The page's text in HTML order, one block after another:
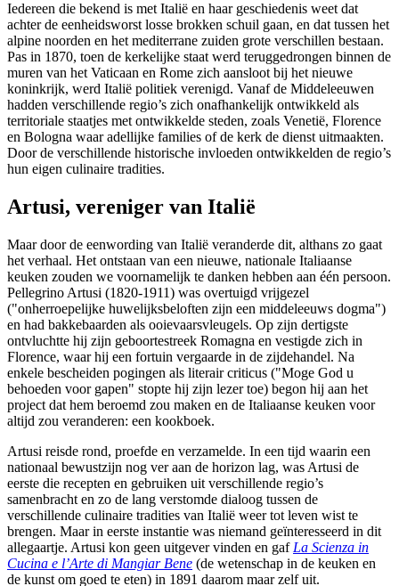
Iedereen die bekend is met Italië en haar geschiedenis weet dat
achter de eenheidsworst losse brokken schuil gaan, en dat tussen het
alpine noorden en het mediterrane zuiden grote verschillen bestaan.
Pas in 1870, toen de kerkelijke staat werd teruggedrongen binnen de
muren van het Vaticaan en Rome zich aansloot bij het nieuwe
koninkrijk, werd Italië politiek verenigd. Vanaf de Middeleeuwen
hadden verschillende regio’s zich onafhankelijk ontwikkeld als
territoriale staatjes met ontwikkelde steden, zoals Venetië, Florence
en Bologna waar adellijke families of de kerk de dienst uitmaakten.
Door de verschillende historische invloeden ontwikkelden de regio’s
hun eigen culinaire tradities.
Artusi, vereniger van Italië
Maar door de eenwording van Italië veranderde dit, althans zo gaat
het verhaal. Het ontstaan van een nieuwe, nationale Italiaanse
keuken zouden we voornamelijk te danken hebben aan één persoon.
Pellegrino Artusi (1820-1911) was overtuigd vrijgezel
("onherroepelijke huwelijksbeloften zijn een middeleeuws dogma")
en had bakkebaarden als ooievaarsvleugels. Op zijn dertigste
ontvluchtte hij zijn geboortestreek Romagna en vestigde zich in
Florence, waar hij een fortuin vergaarde in de zijdehandel. Na
enkele bescheiden pogingen als literair criticus ("Moge God u
behoeden voor gapen" stopte hij zijn lezer toe) begon hij aan het
project dat hem beroemd zou maken en de Italiaanse keuken voor
altijd zou veranderen: een kookboek.
Artusi reisde rond, proefde en verzamelde. In een tijd waarin een
nationaal bewustzijn nog ver aan de horizon lag, was Artusi de
eerste die recepten en gebruiken uit verschillende regio’s
samenbracht en zo de lang verstomde dialoog tussen de
verschillende culinaire tradities van Italië weer tot leven wist te
brengen. Maar in eerste instantie was niemand geïnteresseerd in dit
allegaartje. Artusi kon geen uitgever vinden en gaf La Scienza in
Cucina e l’Arte di Mangiar Bene (de wetenschap in de keuken en
de kunst om goed te eten) in 1891 daarom maar zelf uit.